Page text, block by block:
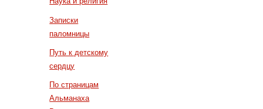
Записки
паломницы
Путь к детскому
сердцу
По страницам
Альманаха